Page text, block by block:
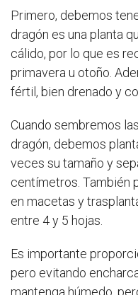
Primero, debemos
dragón es una planta
cálido, por lo que es
primavera u otoño.
fértil, bien drenado y
Cuando sembremos
dragón, debemos
veces su tamaño y
centímetros. También
en macetas y
entre 4 y 5 hojas.
Es importante
pero evitando